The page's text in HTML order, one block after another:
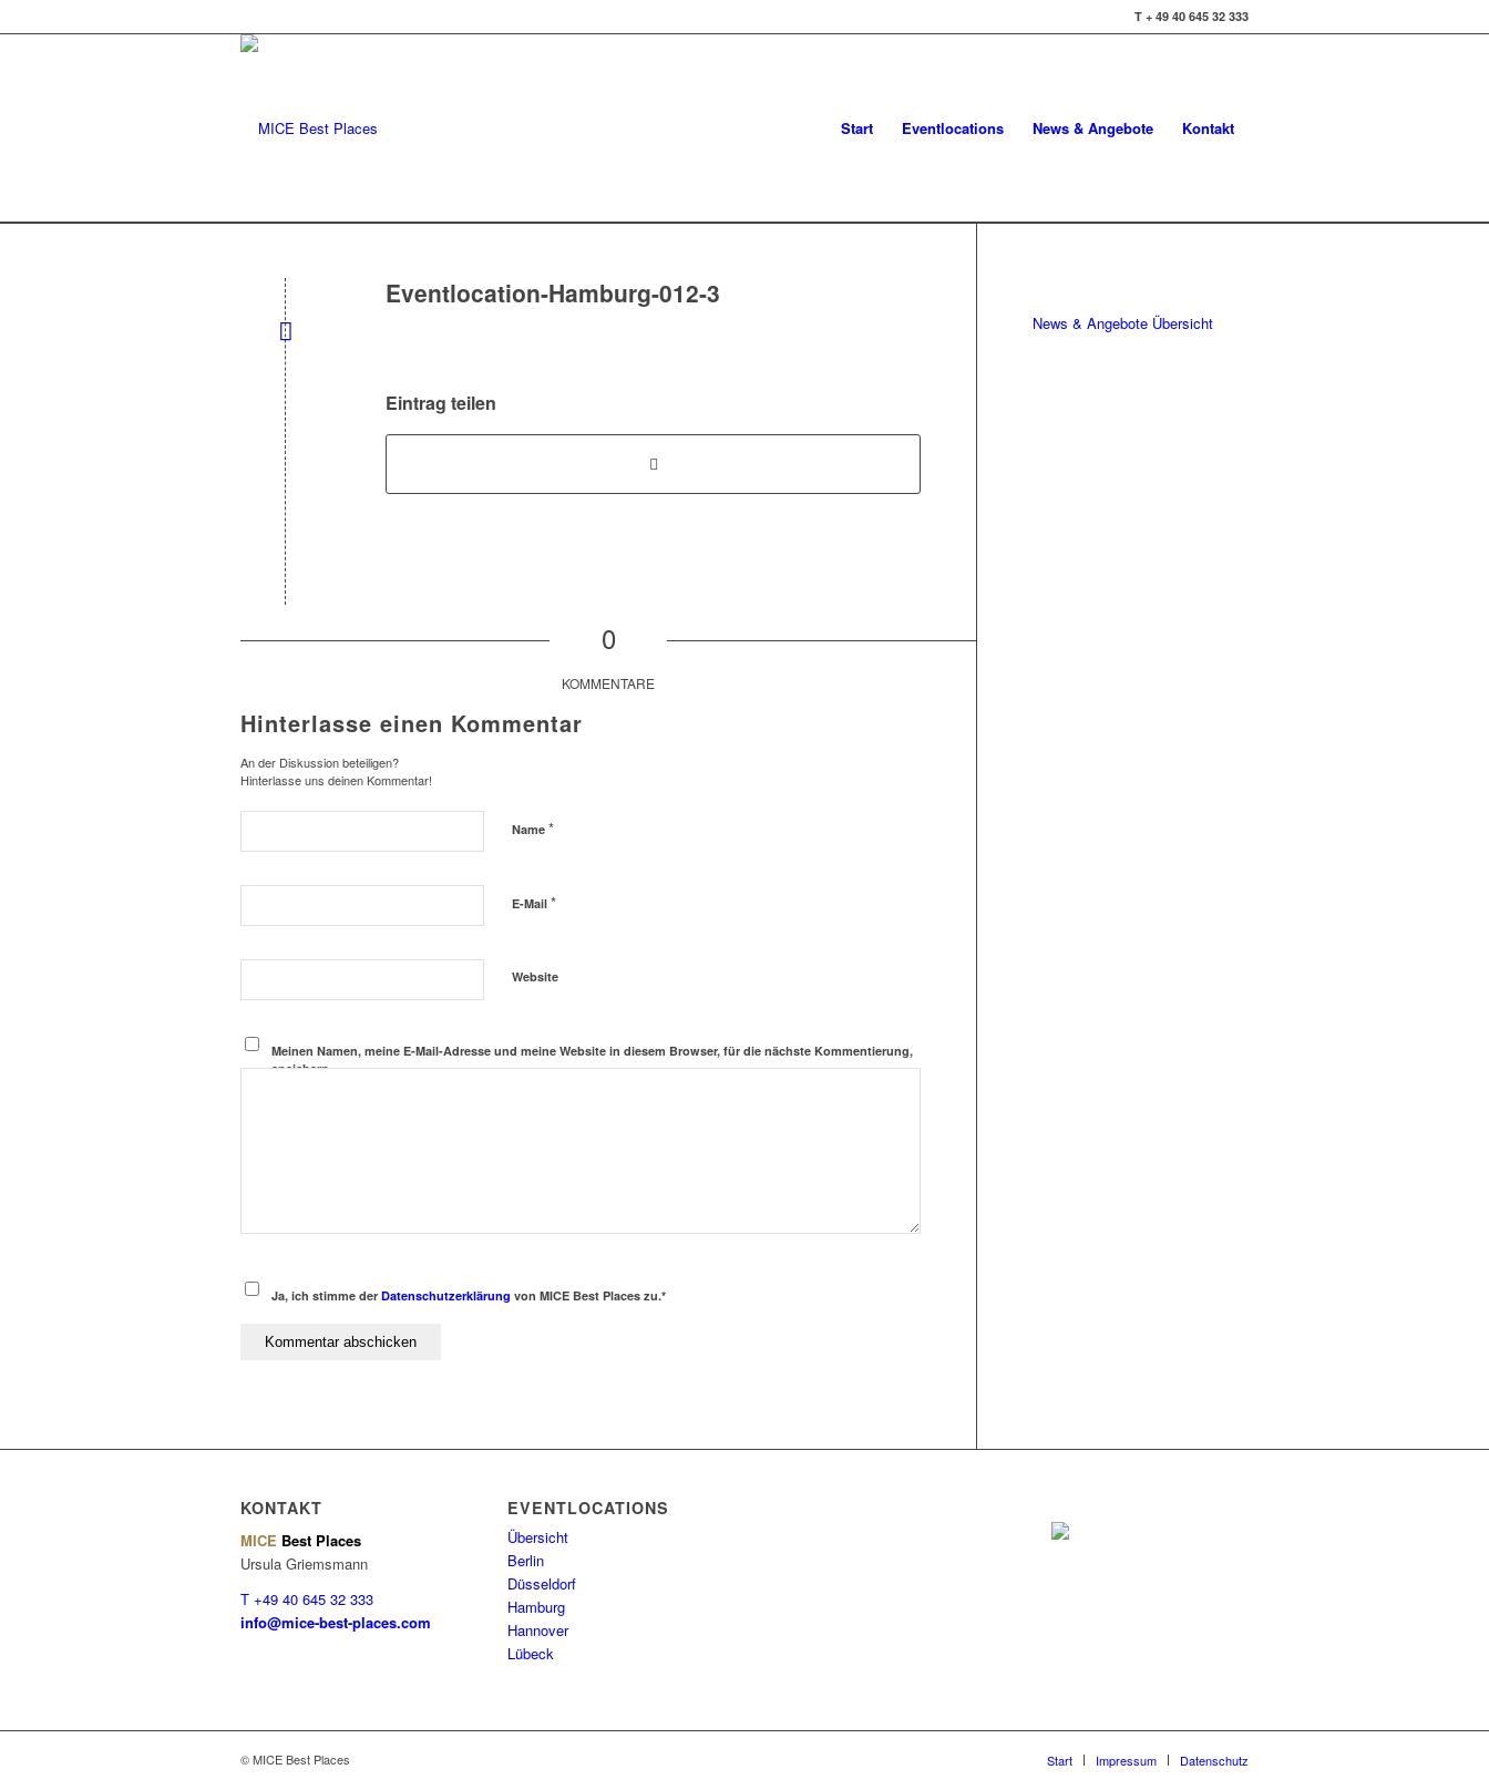
T + 49 40 645 32 333
Start Eventlocations News & Angebote Kontakt
Eventlocation-Hamburg-012-3
Eintrag teilen
0
KOMMENTARE
Hinterlasse einen Kommentar
An der Diskussion beteiligen?
Hinterlasse uns deinen Kommentar!
Name *
E-Mail *
Website
Meinen Namen, meine E-Mail-Adresse und meine Website in diesem Browser, für die nächste Kommentierung,
speichern.
Ja, ich stimme der Datenschutzerklärung von MICE Best Places zu.*
News & Angebote Übersicht
KONTAKT
MICE Best Places
Ursula Griemsmann
T +49 40 645 32 333
info@mice-best-places.com
EVENTLOCATIONS
Übersicht
Berlin
Düsseldorf
Hamburg
Hannover
Lübeck
© MICE Best Places Start Impressum Datenschutz